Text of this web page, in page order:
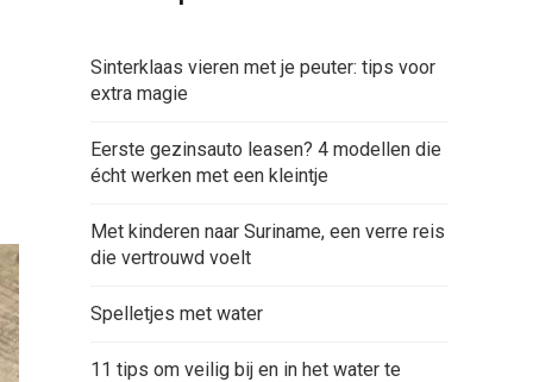
Sinterklaas vieren met je peuter: tips voor
extra magie
Eerste gezinsauto leasen? 4 modellen die
écht werken met een kleintje
Met kinderen naar Suriname, een verre reis
die vertrouwd voelt
Spelletjes met water
11 tips om veilig bij en in het water te